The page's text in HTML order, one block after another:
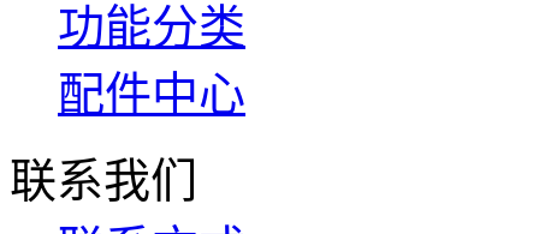
功能分类
配件中心
联系我们